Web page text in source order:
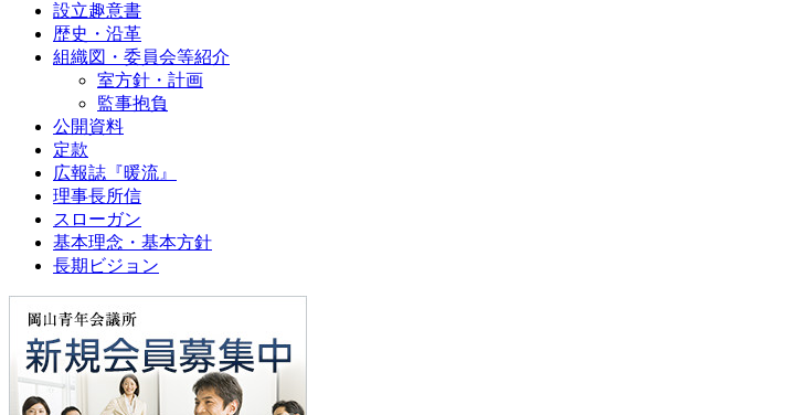
設立趣意書
歴史・沿革
組織図・委員会等紹介
室方針・計画
監事抱負
公開資料
定款
広報誌『暖流』
理事長所信
スローガン
基本理念・基本方針
長期ビジョン